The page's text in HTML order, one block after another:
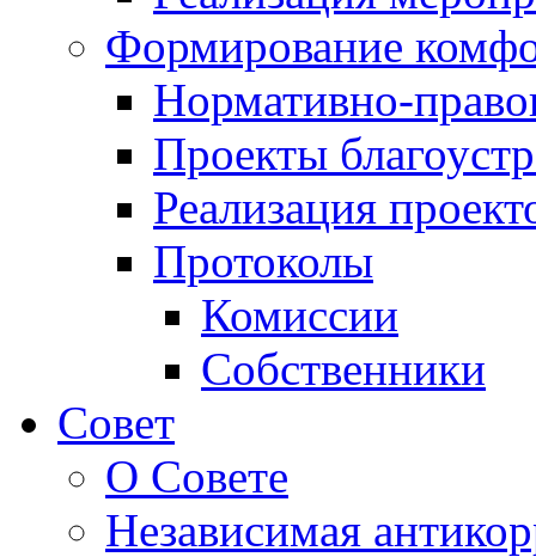
Формирование
Нормативно-
Проекты
Реализация
Протоколы
Комиссии
Собственники
Совет
О Совете
Независимая